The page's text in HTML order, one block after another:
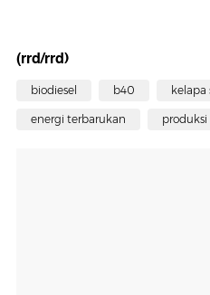
(rrd/rrd)
biodiesel b40 kelapa
energi terbarukan produksi